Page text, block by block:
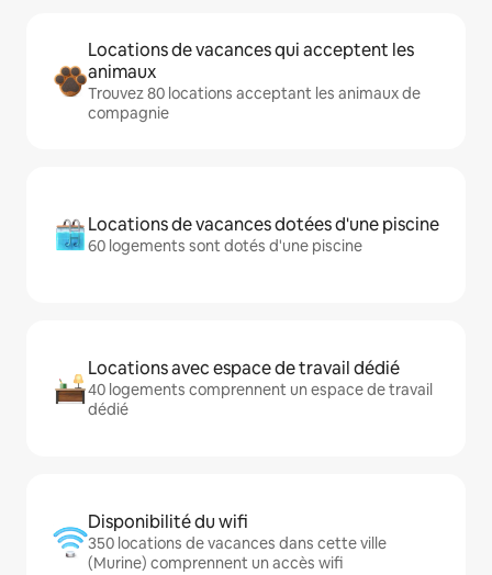
Locations de vacances qui acceptent les
animaux
Trouvez 80 locations acceptant les animaux de
compagnie
Locations de vacances dotées d'une piscine
60 logements sont dotés d'une piscine
Locations avec espace de travail dédié
40 logements comprennent un espace de travail
dédié
Disponibilité du wifi
350 locations de vacances dans cette ville
(Murine) comprennent un accès wifi